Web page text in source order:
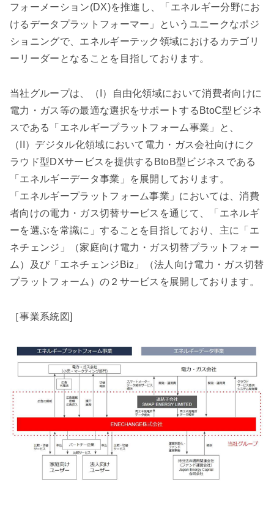
フォーメーション(DX)を推進し、「エネルギー分野にお
けるデータプラットフォーマー」というユニークなポジ
ショニングで、エネルギーテック領域におけるカテゴリ
ーリーダーとなることを目指しております。
当社グループは、（I）自由化領域において消費者向けに
電力・ガス等の最適な選択をサポートするBtoC型ビジネ
スである「エネルギープラットフォーム事業」と、
（II）デジタル化領域において電力・ガス会社向けにク
ラウド型DXサービスを提供するBtoB型ビジネスである
「エネルギーデータ事業」を展開しております。
「エネルギープラットフォーム事業」においては、消費
者向けの電力・ガス切替サービスを通じて、「エネルギ
ーを選ぶを常識に」することを目指しており、主に「エ
ネチェンジ」（家庭向け電力・ガス切替プラットフォー
ム）及び「エネチェンジBiz」（法人向け電力・ガス切替
プラットフォーム）の２サービスを展開しております。
［事業系統図]